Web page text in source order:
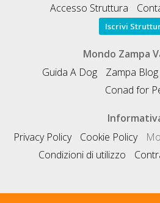
Accesso Struttura
Iscrivi
Mondo Zampa
Guida A Dog
Zampa Blog
Conad for
Privacy Policy
Cookie Policy
Condizioni di utilizzo